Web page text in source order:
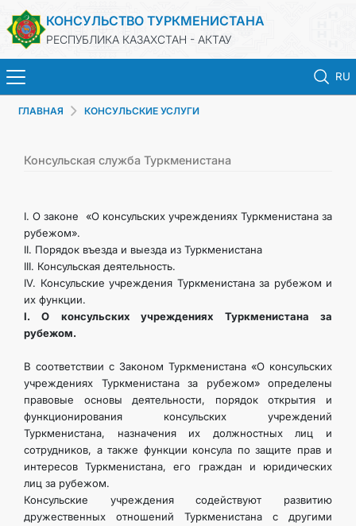
КОНСУЛЬСТВО ТУРКМЕНИСТАНА
РЕСПУБЛИКА КАЗАХСТАН - АКТАУ
RU
ГЛАВНАЯ
НОВОСТИ
КОНСУЛЬСКИЕ УСЛУГИ
МИД
КОНТАКТНЫЕ ДАННЫЕ
ДОКУМЕНТЫ
ПРАЗДНИЧНЫЕ И ПАМЯТНЫЕ ДНИ
ГЛАВНАЯ КОНСУЛЬСКИЕ УСЛУГИ
Консульская служба Туркменистана
I. О законе «О консульских учреждениях Туркменистана за
рубежом».
II. Порядок въезда и выезда из Туркменистана
III. Консульская деятельность.
IV. Консульские учреждения Туркменистана за рубежом и
их функции.
I. О консульских учреждениях Туркменистана за
рубежом.
В соответствии с Законом Туркменистана «О консульских
учреждениях Туркменистана за рубежом» определены
правовые основы деятельности, порядок открытия и
функционирования консульских учреждений
Туркменистана, назначения их должностных лиц и
сотрудников, а также функции консула по защите прав и
интересов Туркменистана, его граждан и юридических
лиц за рубежом.
Консульские учреждения содействуют развитию
дружественных отношений Туркменистана с другими